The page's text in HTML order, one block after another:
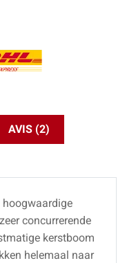
AVIS (2)
hoogwaardige
concurrerende
kerstboom
helemaal naar